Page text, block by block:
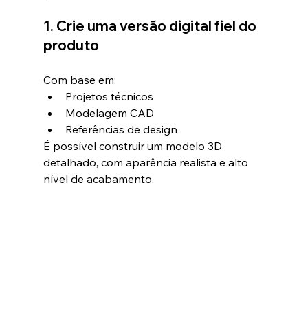
1. Crie uma versão digital fiel do
produto
Com base em:
Projetos técnicos
Modelagem CAD
Referências de design
É possível construir um modelo 3D
detalhado, com aparência realista e alto
nível de acabamento.